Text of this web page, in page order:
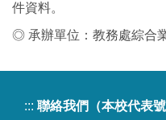
件資料。
◎ 承辦單位：教務處綜合
::: 聯絡我們（本校代表